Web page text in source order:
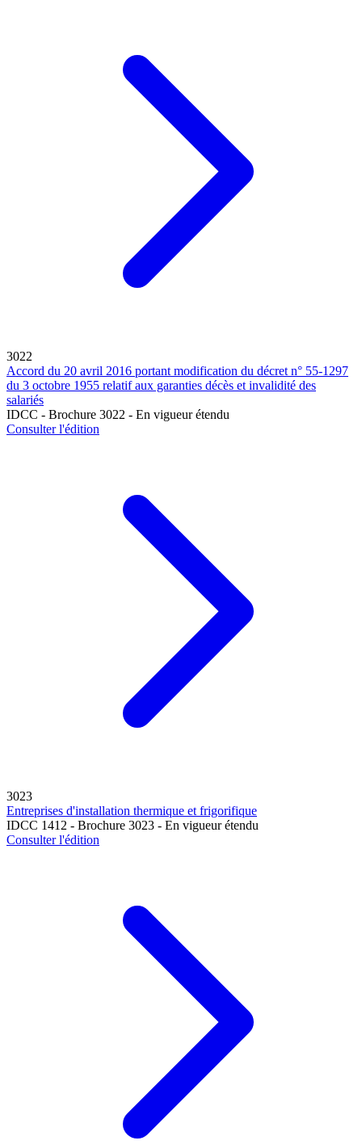
3022
Accord du 20 avril 2016 portant modification du décret n° 55-1297
du 3 octobre 1955 relatif aux garanties décès et invalidité des
salariés
IDCC - Brochure 3022 - En vigueur étendu
Consulter l'édition
3023
Entreprises d'installation thermique et frigorifique
IDCC 1412 - Brochure 3023 - En vigueur étendu
Consulter l'édition